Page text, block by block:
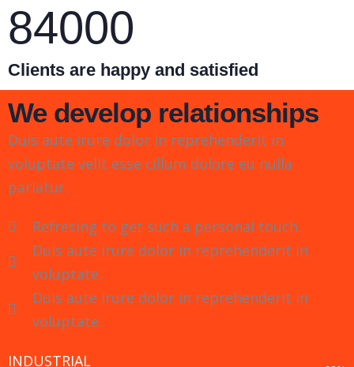
84000
Clients are happy and satisfied
We develop relationships
Duis aute irure dolor in reprehenderit in
voluptate velit esse cillum dolore eu nulla
pariatur.
Refresing to get such a personal touch.
Duis aute irure dolor in reprehenderit in
voluptate.
Duis aute irure dolor in reprehenderit in
voluptate.
INDUSTRIAL